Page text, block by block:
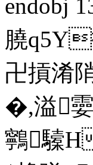
endobj
膮
卍摃淆
�,溢孁
鸋驝H